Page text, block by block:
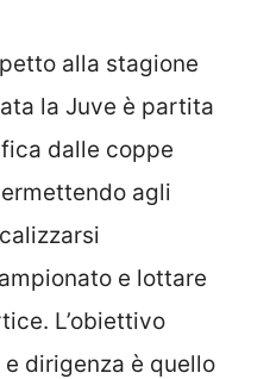
alla stagione
la Juve è partita
dalle coppe
agli
e lottare
L’obiettivo
dirigenza è quello